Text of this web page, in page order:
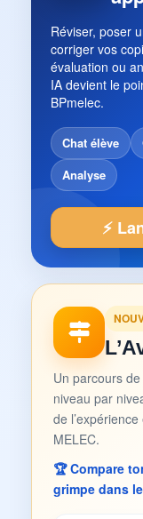
Réviser, poser
corriger vos
évaluation ou
IA devient le
BPmelec.
Chat élève
Analyse
⚡
Un parcours
niveau par
de
MELEC.
🏆 Compare
grimpe dans